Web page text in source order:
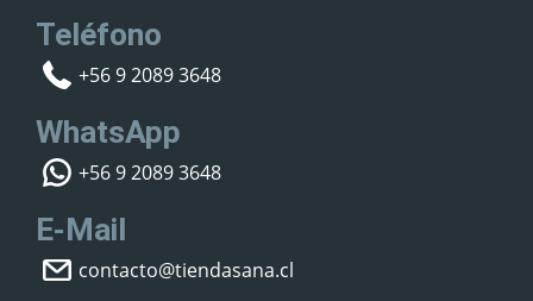
Teléfono
+56 9 2089 3648
WhatsApp
+56 9 2089 3648
E-Mail
contacto@tiendasana.cl